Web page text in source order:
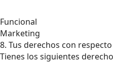
Funcional
Marketing
8. Tus derechos con
Tienes los siguientes